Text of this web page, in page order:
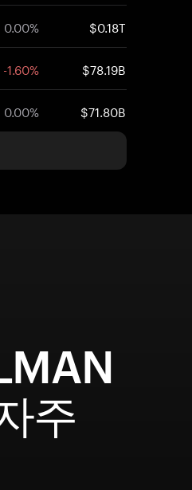
0.00% $0.18T
-1.60% $78.19B
0.00% $71.80B
주